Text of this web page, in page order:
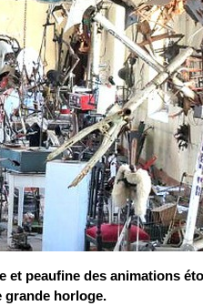
et peaufine des animations
grande horloge.